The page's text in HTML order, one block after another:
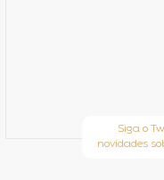
Siga o
novidades